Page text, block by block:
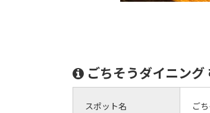
ごちそうダイニン
スポット名 ご